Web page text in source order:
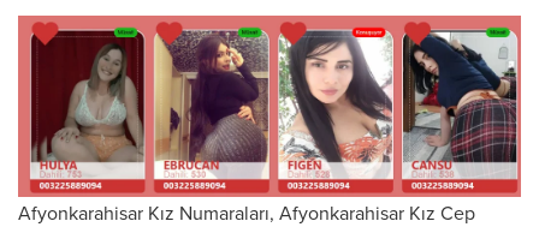
Afyonkarahisar Kız Numaraları, Afyonkarahisar Kız Cep